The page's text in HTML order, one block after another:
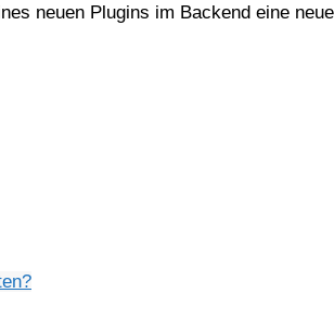
neuen Plugins im Backend eine